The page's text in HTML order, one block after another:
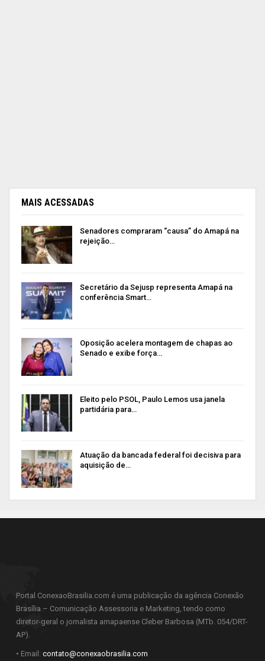
MAIS ACESSADAS
Senadores compraram “causa” do Amapá na
rejeição…
Secretário da Sejusp representa Amapá na
conferência Smart…
Oposição acelera montagem de chapas ao
Senado e exibe força…
Eleito pelo PSOL, Paulo Lemos usa janela
partidária para…
Atuação da bancada federal foi decisiva para
aquisição de…
Portal ConexaoBrasilia.com é uma publicação da agência Conexão
Brasília – Comunicação Assessoria e Marketing, tendo como
diretor-geral o jornalista amapaense Cleber Barbosa (MTb. 054/DRT-
AP).
• Email: contato@conexaobrasilia.com